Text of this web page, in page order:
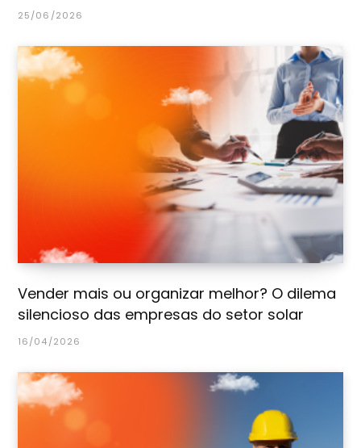
25/06/2026
Vender mais ou organizar melhor? O dilema
silencioso das empresas do setor solar
16/04/2026